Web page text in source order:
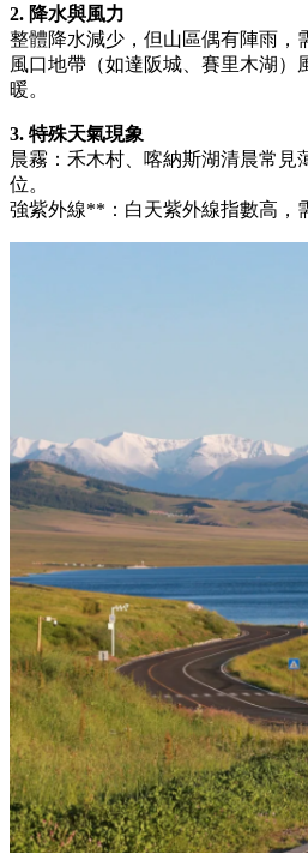
2. 降水與風力
整體降水減少，但山區偶有陣雨，
風口地帶（如達阪城、賽里木湖）
暖。
3. 特殊天氣現象
晨霧：禾木村、喀納斯湖清晨常見
位。
強紫外線**：白天紫外線指數高，